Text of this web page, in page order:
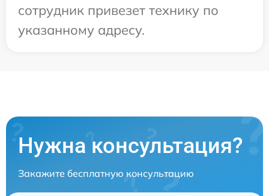
сотрудник привезет технику по
указанному адресу.
Нужна консультация?
Закажите бесплатную консультацию